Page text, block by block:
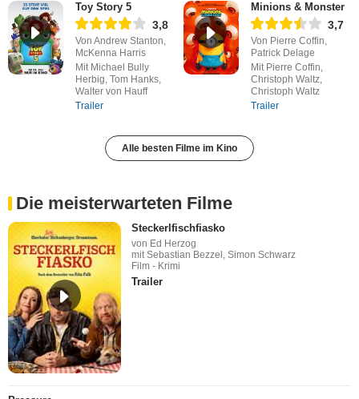
Toy Story 5
3,8
Von Andrew Stanton,
McKenna Harris
Mit Michael Bully
Herbig, Tom Hanks,
Walter von Hauff
Trailer
Minions & Monster
3,7
Von Pierre Coffin,
Patrick Delage
Mit Pierre Coffin,
Christoph Waltz,
Christoph Waltz
Trailer
Alle besten Filme im Kino
Die meisterwarteten Filme
Steckerlfischfiasko
von Ed Herzog
mit Sebastian Bezzel, Simon Schwarz
Film - Krimi
Trailer